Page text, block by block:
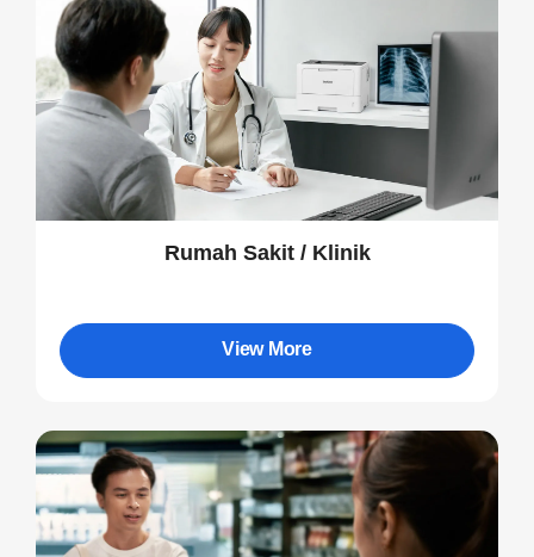
Rumah Sakit / Klinik
View More